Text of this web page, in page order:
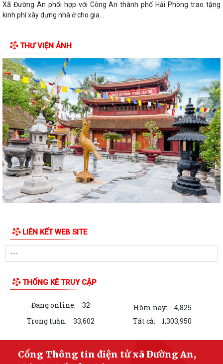
Xã Đường An phối hợp với Công An thành phố Hải Phòng trao tặng
kinh phí xây dựng nhà ở cho gia...
THƯ VIỆN ẢNH
LIÊN KẾT WEB SITE
THỐNG KÊ TRUY CẬP
Đang online: 32 Hôm nay:
4,825
Trong tuần:
33,602 Tất cả: 1,303,950
Cổng Thông tin điện tử xã Đường An,